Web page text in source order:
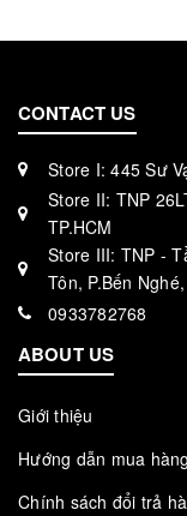
CONTACT US
Store I: 445 Sư
Store II: TNP
TP.HCM
Store III: TNP -
Tôn, P.Bến
0933782768
ABOUT US
Giới thiệu
Hướng dẫn mua hàng
Chính sách đổi trả